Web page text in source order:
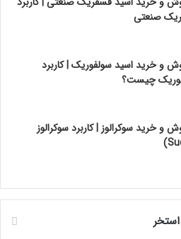
صنعتی
و خرید اسید سولفوریک | کاربرد
چیست؟
و خرید سوکرالوز | کاربرد سوکرالوز